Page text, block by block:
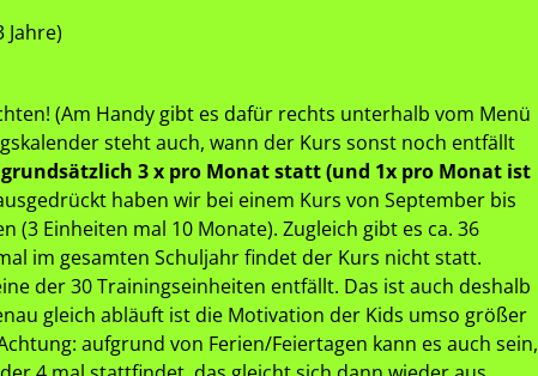
Jahre)
(Am Handy gibt es dafür rechts unterhalb vom Menü
steht auch, wann der Kurs sonst noch entfällt
3 x pro Monat statt (und 1x pro Monat ist
haben wir bei einem Kurs von September bis
(3 Einheiten mal 10 Monate). Zugleich gibt es ca. 36
im gesamten Schuljahr findet der Kurs nicht statt.
der 30 Trainingseinheiten entfällt. Das ist auch deshalb
gleich abläuft ist die Motivation der Kids umso größer
aufgrund von Ferien/Feiertagen kann es auch sein,